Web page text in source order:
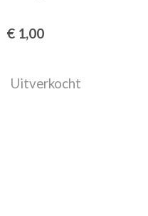
€ 1,00
Uitverkocht